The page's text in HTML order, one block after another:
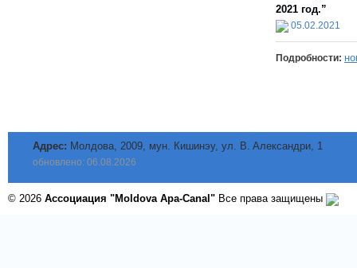
2021 год.”
05.02.2021
Подробности:
Адрес: Молдова, 2009, мун. Кишинэу, ул. B. Aлександри, 1
обновлено: 06.08.2026
© 2026 Ассоциация "Moldova Apa-Canal" Все права защищены